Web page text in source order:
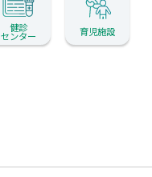
健診
センター 育児施設